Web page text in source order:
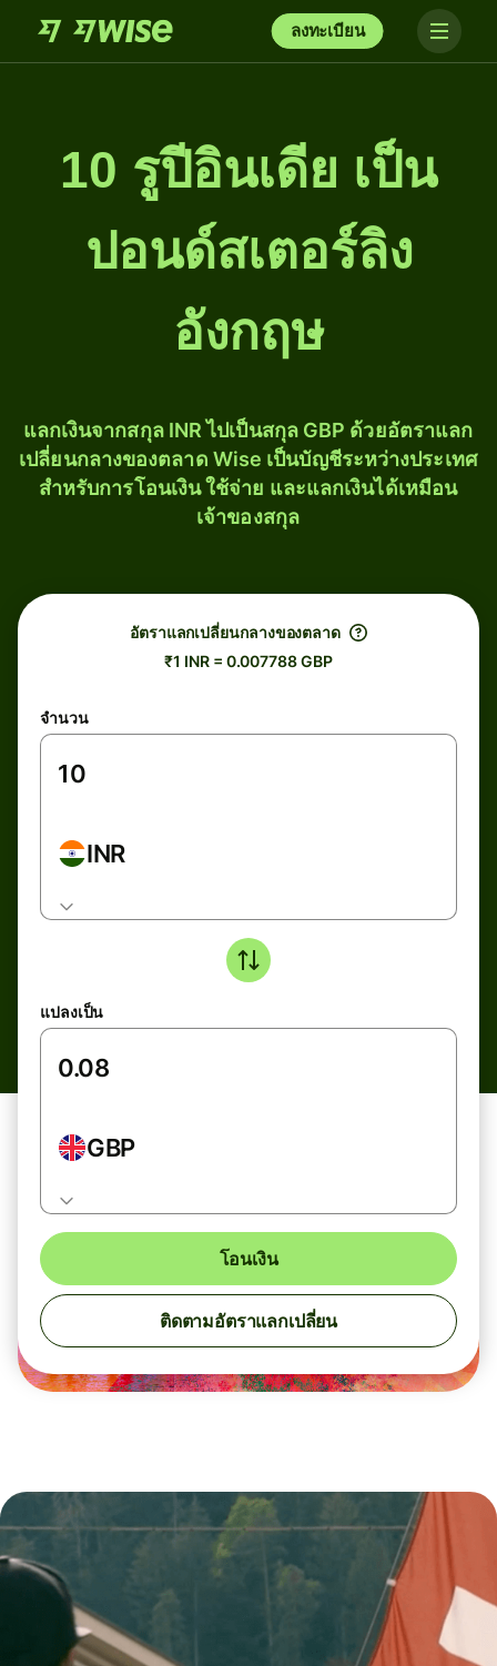
ลงทะเบียน
10 รูปีอินเดีย เป็น
ปอนด์สเตอร์ลิง
อังกฤษ
แลกเงินจากสกุล INR ไปเป็นสกุล GBP ด้วยอัตราแลก
เปลี่ยนกลางของตลาด Wise เป็นบัญชีระหว่างประเทศ
สำหรับการโอนเงิน ใช้จ่าย และแลกเงินได้เหมือน
เจ้าของสกุล
อัตราแลกเปลี่ยนกลางของตลาด
₹1 INR = 0.007788 GBP
จำนวน
INR
แปลงเป็น
GBP
โอนเงิน
ติดตามอัตราแลกเปลี่ยน